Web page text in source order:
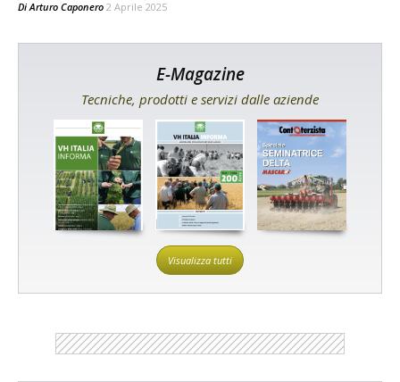
DiArturo Caponero 2 Aprile 2025
E-Magazine
Tecniche, prodotti e servizi dalle aziende
Visualizza tutti